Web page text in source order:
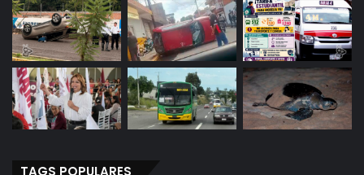
TAGS POPULARES